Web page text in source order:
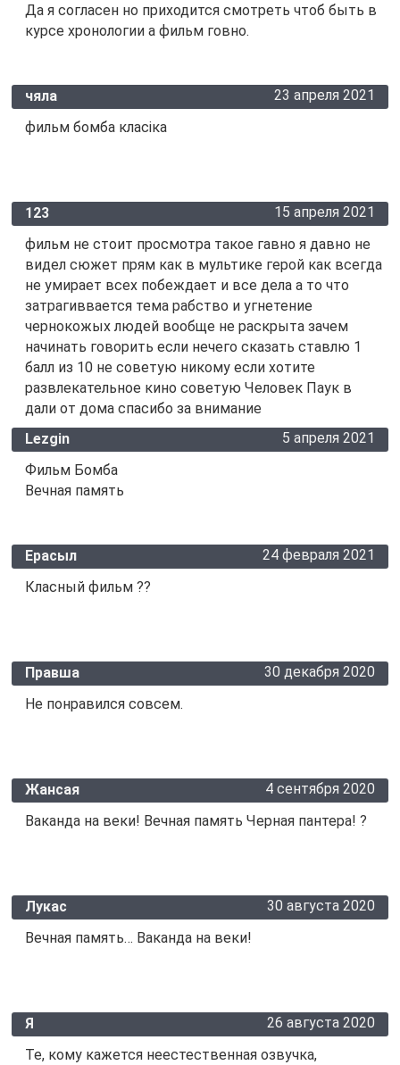
Да я согласен но приходится смотреть чтоб быть в
курсе хронологии а фильм говно.
чяла
23 апреля 2021
фильм бомба класіка
123
15 апреля 2021
фильм не стоит просмотра такое гавно я давно не
видел сюжет прям как в мультике герой как всегда
не умирает всех побеждает и все дела а то что
затрагиввается тема рабство и угнетение
чернокожых людей вообще не раскрыта зачем
начинать говорить если нечего сказать ставлю 1
балл из 10 не советую никому если хотите
развлекательное кино советую Человек Паук в
дали от дома спасибо за внимание
Lezgin
5 апреля 2021
Фильм Бомба
Вечная память
Ерасыл
24 февраля 2021
Класный фильм ??
Правша
30 декабря 2020
Не понравился совсем.
Жансая
4 сентября 2020
Ваканда на веки! Вечная память Черная пантера! ?
Лукас
30 августа 2020
Вечная память… Ваканда на веки!
Я
26 августа 2020
Те, кому кажется неестественная озвучка,